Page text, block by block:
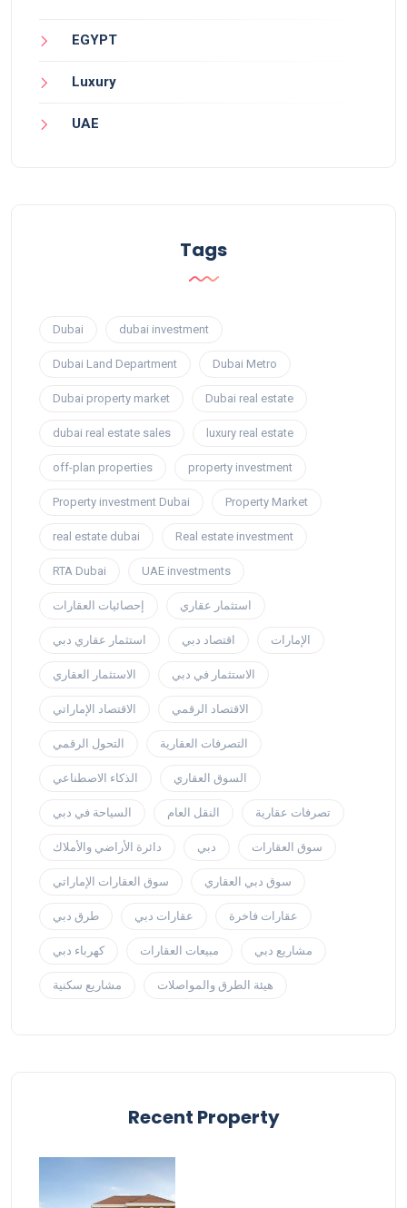
EGYPT
Luxury
UAE
Tags
Dubai dubai investment
Dubai Land Department Dubai Metro
Dubai property market Dubai real estate
dubai real estate sales luxury real estate
off-plan properties property investment
Property investment Dubai Property Market
real estate dubai Real estate investment
RTA Dubai UAE investments
إحصائيات العقارات استثمار عقاري
استثمار عقاري دبي اقتصاد دبي الإمارات
الاستثمار العقاري الاستثمار في دبي
الاقتصاد الإماراتي الاقتصاد الرقمي
التحول الرقمي التصرفات العقارية
الذكاء الاصطناعي السوق العقاري
السياحة في دبي النقل العام تصرفات عقارية
دائرة الأراضي والأملاك دبي سوق العقارات
سوق العقارات الإماراتي سوق دبي العقاري
طرق دبي عقارات دبي عقارات فاخرة
كهرباء دبي مبيعات العقارات مشاريع دبي
مشاريع سكنية هيئة الطرق والمواصلات
Recent Property